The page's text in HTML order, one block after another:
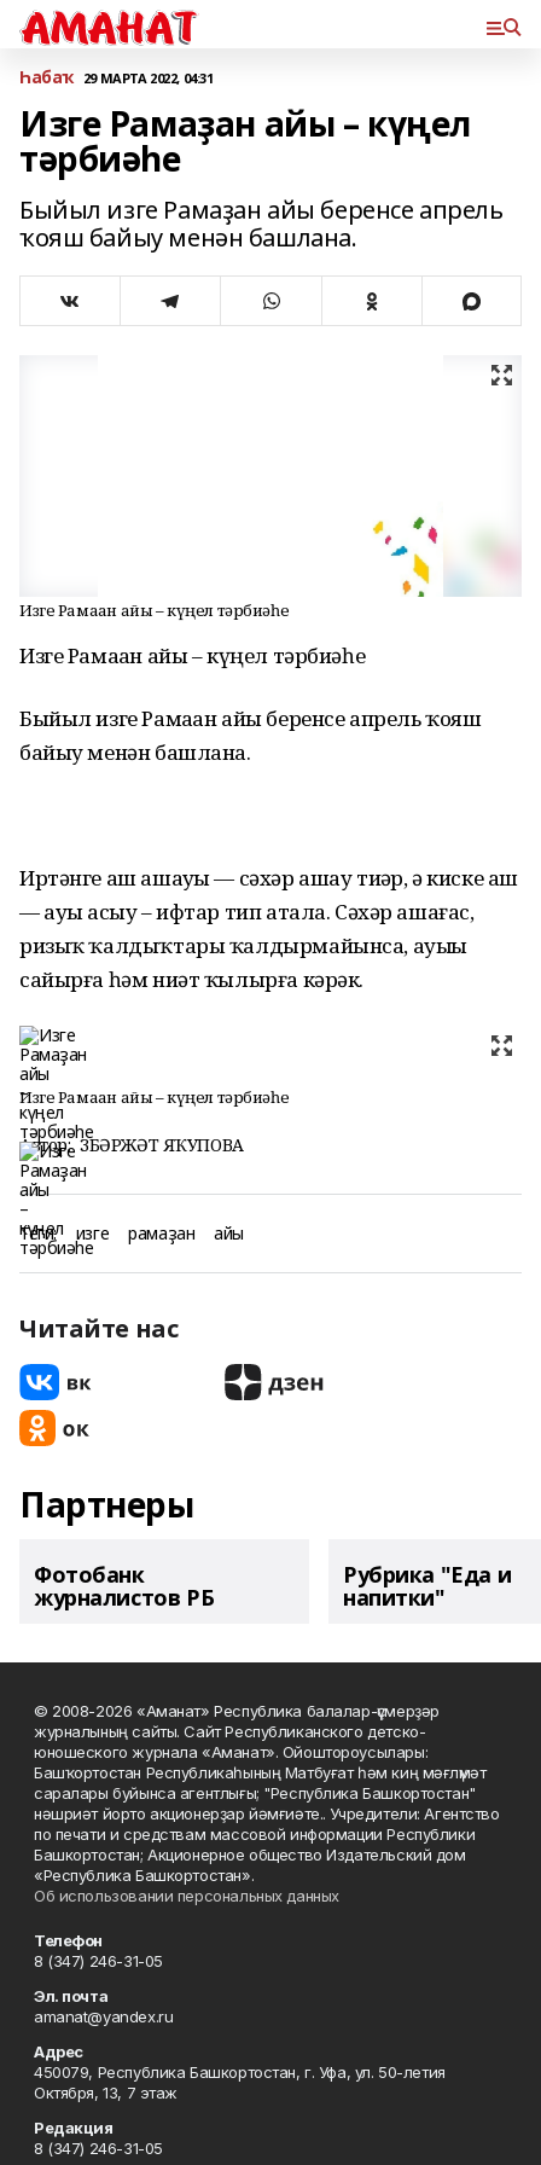
Һабаҡ 29 МАРТА 2022, 04:31
Изге Рамаҙан айы – күңел
тәрбиәһе
Быйыл изге Рамаҙан айы беренсе апрель
ҡояш байыу менән башлана.
Изге Рамаҙан айы – күңел тәрбиәһе
Изге Рамаҙан айы – күңел тәрбиәһе
Быйыл изге Рамаҙан айы беренсе апрель ҡояш
байыу менән башлана.
Иртәнге аш ашауҙы — сәхәр ашау тиҙәр, ә киске аш
— ауыҙ асыу – ифтар тип атала. Сәхәр ашағас,
ризыҡ ҡалдыҡтары ҡалдырмайынса, ауыҙҙы
сайырға һәм ниәт ҡылырға кәрәк.
Изге Рамаҙан айы – күңел тәрбиәһе
Автор: ЗӨБӘРЖӘТ ЯҠУПОВА
Теги: изге рамаҙан айы
Читайте нас
Партнеры
Фотобанк
журналистов РБ
Рубрика "Еда и
напитки"
© 2008-2026 «Аманат» Республика балалар-үҫмерҙәр
журналының сайты. Сайт Республиканского детско-
юношеского журнала «Аманат». Ойоштороусылары:
Башҡортостан Республикаһының Матбуғат һәм киң мәғлүмәт
саралары буйынса агентлығы; "Республика Башкортостан"
нәшриәт йорто акционерҙар йәмғиәте.. Учредители: Агентство
по печати и средствам массовой информации Республики
Башкортостан; Акционерное общество Издательский дом
«Республика Башкортостан».
Об использовании персональных данных
Телефон
8 (347) 246-31-05
Эл. почта
amanat@yandex.ru
Адрес
450079, Республика Башкортостан, г. Уфа, ул. 50-летия
Октября, 13, 7 этаж
Редакция
8 (347) 246-31-05